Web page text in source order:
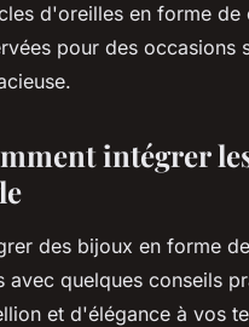
d'oreilles en forme de
pour des occasions
intégrer
des bijoux en forme
avec quelques conseils
et d'élégance à vos